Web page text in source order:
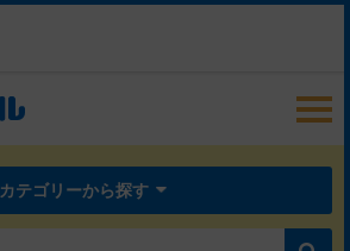
カテゴリーから探す